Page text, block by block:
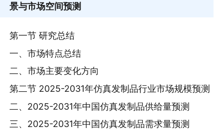
景与市场空间预测
第一节 研究总结
一、市场特点总结
二、市场主要变化方向
第二节 2025-2031年仿真发制品行业市场规模预测
二、2025-2031年中国仿真发制品供给量预测
三、2025-2031年中国仿真发制品需求量预测